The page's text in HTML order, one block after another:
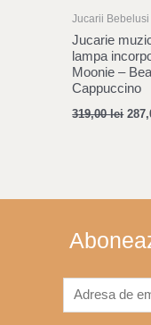
Jucarii Bebelusi
Jucarie
lampa
Moonie –
Cappuccino
319,00lei